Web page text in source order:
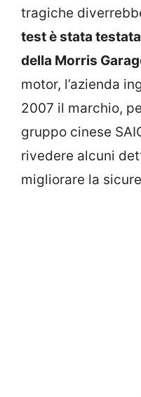
tragiche
test è stata
della Morris
motor, l’azienda
2007 il marchio,
gruppo cinese
rivedere alcuni
migliorare la